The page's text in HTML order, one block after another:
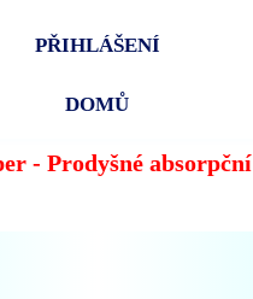
PŘIHLÁŠENÍ
DOMŮ
- Prodyšné absorpční